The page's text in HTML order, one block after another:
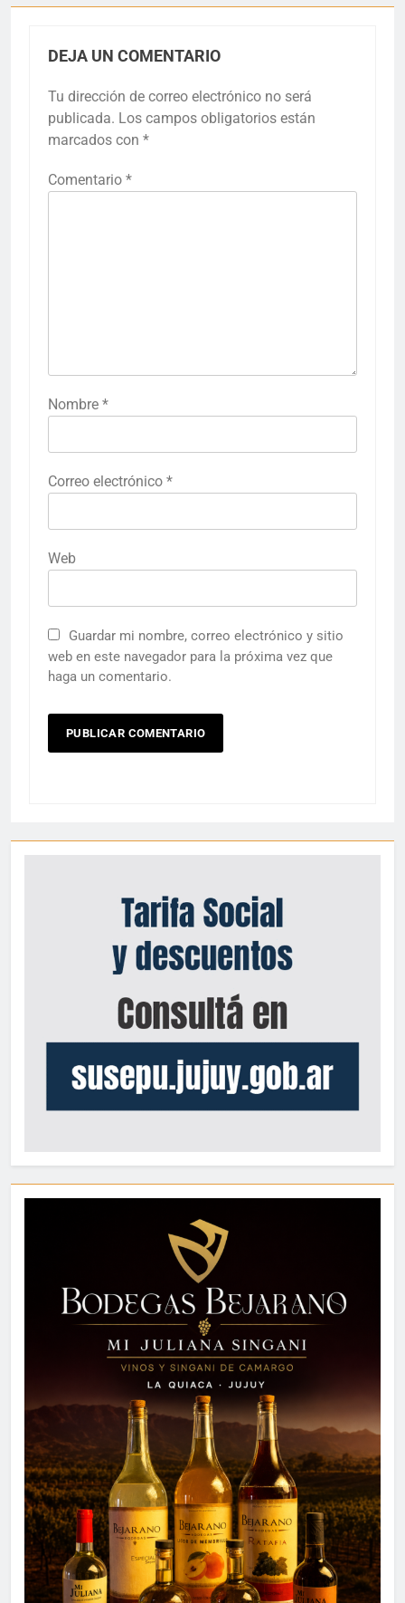
DEJA UN COMENTARIO
Tu dirección de correo electrónico no será
publicada. Los campos obligatorios están
marcados con *
Comentario *
Nombre *
Correo electrónico *
Web
Guardar mi nombre, correo electrónico y sitio
web en este navegador para la próxima vez que
haga un comentario.